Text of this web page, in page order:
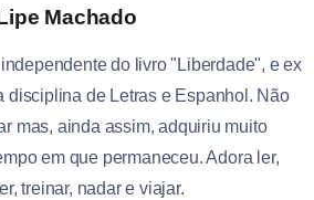
Machado
do livro "Liberdade", e ex
disciplina de Letras e Espanhol. Não
mas, ainda assim, adquiriu muito
em que permaneceu. Adora ler,
treinar, nadar e viajar.